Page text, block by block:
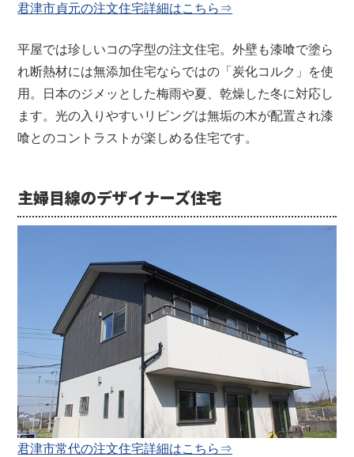
君津市貞元の注文住宅詳細はこちら⇒
平屋では珍しいコの字型の注文住宅。外壁も漆喰で塗ら
れ断熱材には無添加住宅ならではの「炭化コルク」を使
用。日本のジメッとした梅雨や夏、乾燥した冬に対応し
ます。光の入りやすいリビングは無垢の木が配置され漆
喰とのコントラストが楽しめる住宅です。
主婦目線のデザイナーズ住宅
君津市常代の注文住宅詳細はこちら⇒